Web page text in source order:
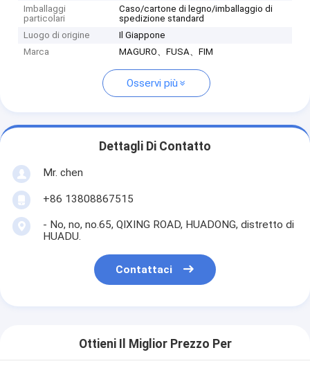
Imballaggi
particolari
Caso/cartone di legno/imballaggio di
spedizione standard
Luogo di origine
Il Giappone
Marca
MAGURO、FUSA、FIM
Osservi più
Dettagli Di Contatto
Mr. chen
+86 13808867515
- No, no, no.65, QIXING ROAD, HUADONG, distretto di
HUADU.
Contattaci
Ottieni Il Miglior Prezzo Per